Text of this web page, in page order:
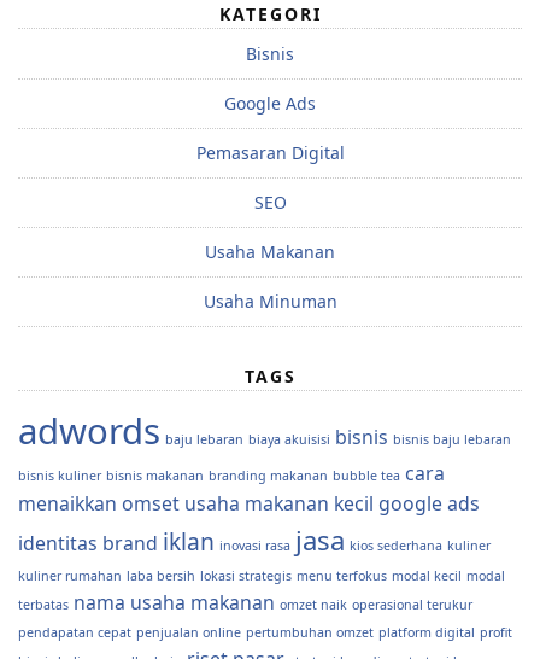
KATEGORI
Bisnis
Google Ads
Pemasaran Digital
SEO
Usaha Makanan
Usaha Minuman
TAGS
adwords baju lebaran biaya akuisisi bisnis bisnis baju lebaran
bisnis kuliner bisnis makanan branding makanan bubble tea cara
menaikkan omset usaha makanan kecil google ads
identitas brand iklan inovasi rasa jasa kios sederhana kuliner
kuliner rumahan laba bersih lokasi strategis menu terfokus modal kecil modal
terbatas nama usaha makanan omzet naik operasional terukur
pendapatan cepat penjualan online pertumbuhan omzet platform digital profit